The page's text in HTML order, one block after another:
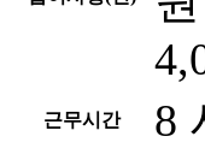
근무시간 8